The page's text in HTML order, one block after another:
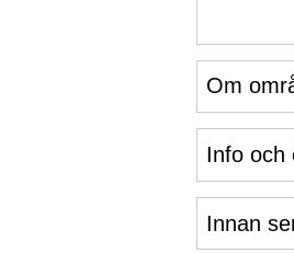
Om
Info och
Innan